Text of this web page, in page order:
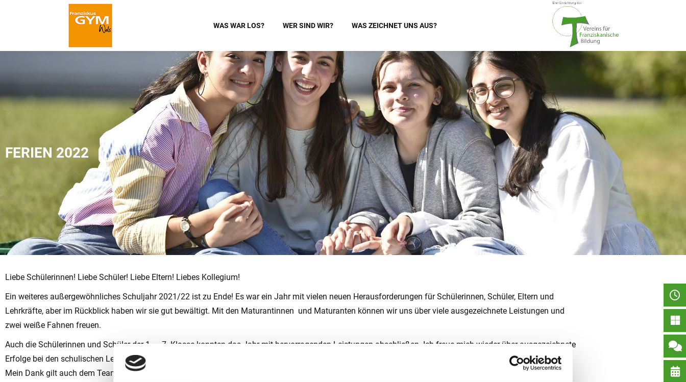
WAS WAR LOS? WER SIND WIR? WAS ZEICHNET UNS AUS?
FERIEN 2022
Liebe Schülerinnen! Liebe Schüler! Liebe Eltern! Liebes Kollegium!
Ein weiteres außergewöhnliches Schuljahr 2021/22 ist zu Ende! Es war ein Jahr mit vielen neuen Herausforderungen für Schülerinnen, Schüler, Eltern und
Lehrkräfte, aber im Rückblick haben wir sie gut bewältigt. Mit den Maturantinnen und Maturanten können wir uns über viele ausgezeichnete Leistungen und
zwei weiße Fahnen freuen.
Auch die Schülerinnen und Schüler der 1. – 7. Klasse konnten das Jahr mit hervorragenden Leistungen abschließen. Ich freue mich wieder über ausgezeichnete
Erfolge bei den schulischen Leistungen aber auch über soziales, sportliches, kreatives, wissenschaftliches und ehrenamtliches Engagement der Jugendlichen.
Mein Dank gilt auch dem Team der Lehrkräfte, die ihre Schülerinnen und Schüler auf diesem Weg begleiten und zu außergewönlichen Leistungen motivieren.